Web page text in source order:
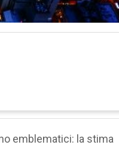
emblematici: la stima